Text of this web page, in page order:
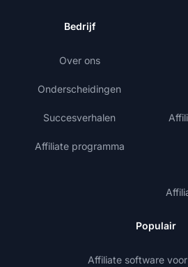
Bedrijf
Over ons
Onderscheidingen
Succesverhalen
Affiliate programma
Populair
Affiliate software